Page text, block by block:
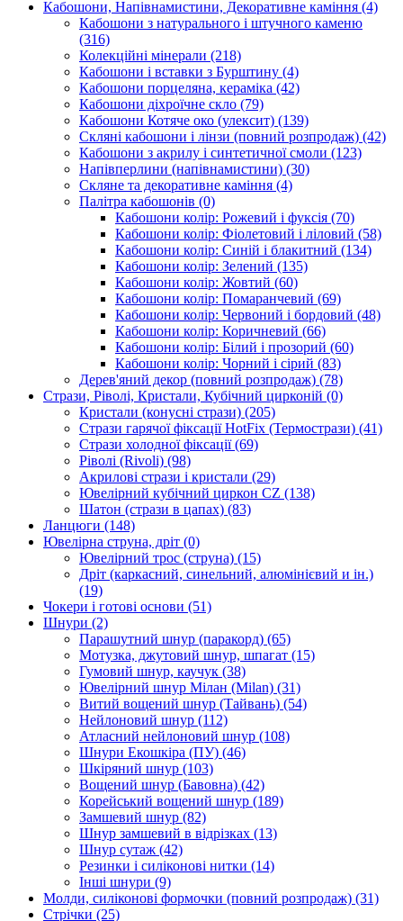
Кабошони, Напівнамистини, Декоративне каміння (4)
Кабошони з натурального і штучного каменю
(316)
Колекційні мінерали (218)
Кабошони і вставки з Бурштину (4)
Кабошони порцеляна, кераміка (42)
Кабошони діхроїчне скло (79)
Кабошони Котяче око (улексит) (139)
Скляні кабошони і лінзи (повний розпродаж) (42)
Кабошони з акрилу і синтетичної смоли (123)
Напівперлини (напівнамистини) (30)
Скляне та декоративне каміння (4)
Палітра кабошонів (0)
Кабошони колір: Рожевий і фуксія (70)
Кабошони колір: Фіолетовий і ліловий (58)
Кабошони колір: Синій і блакитний (134)
Кабошони колір: Зелений (135)
Кабошони колір: Жовтий (60)
Кабошони колір: Помаранчевий (69)
Кабошони колір: Червоний і бордовий (48)
Кабошони колір: Коричневий (66)
Кабошони колір: Білий і прозорий (60)
Кабошони колір: Чорний і сірий (83)
Дерев'яний декор (повний розпродаж) (78)
Стрази, Ріволі, Кристали, Кубічний цирконій (0)
Кристали (конусні стрази) (205)
Стрази гарячої фіксації HotFix (Термострази) (41)
Стрази холодної фіксації(69)
Ріволі (Rivoli) (98)
Акрилові стрази і кристали (29)
Ювелірний кубічний циркон CZ (138)
Шатон (стрази в цапах) (83)
Ланцюги (148)
Ювелірна струна, дріт (0)
Ювелірний трос (струна) (15)
Дріт (каркасний, синельний, алюмінієвий и ін.)
(19)
Чокери і готові основи (51)
Шнури (2)
Парашутний шнур (паракорд) (65)
Мотузка, джутовий шнур, шпагат (15)
Гумовий шнур, каучук (38)
Ювелірний шнур Мілан (Milan) (31)
Витий вощений шнур (Тайвань) (54)
Нейлоновий шнур (112)
Атласний нейлоновий шнур (108)
Шнури Екошкіра (ПУ) (46)
Шкіряний шнур (103)
Вощений шнур (Бавовна) (42)
Корейський вощений шнур (189)
Замшевий шнур (82)
Шнур замшевий в відрізках (13)
Шнур сутаж (42)
Резинки і силіконові нитки (14)
Інші шнури (9)
Молди, силіконові формочки (повний розпродаж) (31)
Стрічки (25)